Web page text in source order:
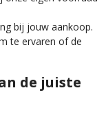
bij jouw aankoop.
te ervaren of de
de juiste